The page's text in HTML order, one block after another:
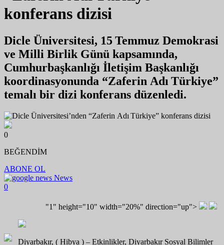
konferans dizisi
Dicle Üniversitesi, 15 Temmuz Demokrasi
ve Milli Birlik Günü kapsamında,
Cumhurbaşkanlığı İletişim Başkanlığı
koordinasyonunda “Zaferin Adı Türkiye”
temalı bir dizi konferans düzenledi.
0
BEĞENDİM
ABONE OL
News
0
"1" height="10" width="20%" direction="up">
Diyarbakır, ( Hibya ) – Etkinlikler, Diyarbakır Sosyal Bilimler